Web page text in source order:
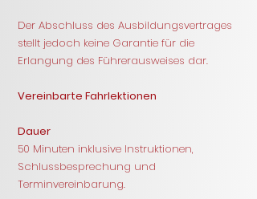
Der Abschluss des Ausbildungsvertrages
stellt jedoch keine Garantie für die
Erlangung des Führerausweises dar.
Vereinbarte Fahrlektionen
Dauer
50 Minuten inklusive Instruktionen,
Schlussbesprechung und
Terminvereinbarung.